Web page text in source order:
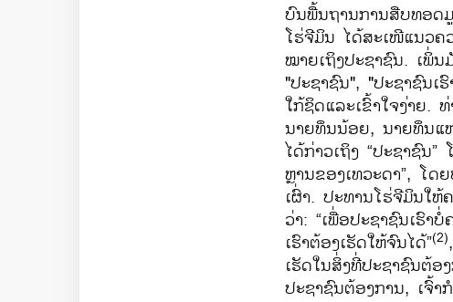
ບົນ​ພື້ນຖານ​ການ​ສືບ​ທອດ
ໂຮ່ຈີ​ມິນ ​ໄດ້ສະເໜີ​ແນວຄ
ໝາຍເຖິງປະຊາຊົນ. ເພິ່ນ
"ປະຊາຊົນ", "ປະຊາຊົນເ
ໃກ້ຊິດແລະເຂົ້າໃຈງ່າຍ.
ນາຍທຶນນ້ອຍ, ນາຍທຶນ​ແ
ໄດ້​ກ່າວ​ເຖິງ “ປະຊາຊົນ
ຫຼານຂອງ​ເທວະ​ດາ”, ໂ
ເຜົ່າ. ປະທານ​ໂຮ່ຈີ​ມິນ​ໃ
ວ່າ: “ເພື່ອ​ປະຊາຊົນ​ເຮົາ
ເຮົາຕ້ອງ​ເຮັດໃຫ້ຈົນໄດ້”(2)
ເຮັດໃນສິ່ງທີ່ປະຊາຊົນຕ້ອ
ປະຊາຊົນຕ້ອງການ, ເຈົ້າ